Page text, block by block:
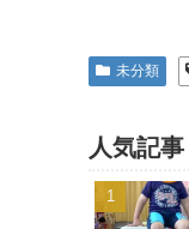
未分類
人気記事